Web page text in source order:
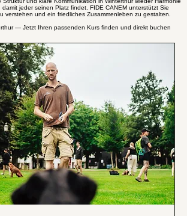
rauben Ihnen im Alltag wertvolle Energie und die
und klare Kommunikation in Winterthur wieder Harmonie
jeder seinen Platz findet. FIDE CANEM unterstützt Sie
— Jetzt Ihren passenden Kurs finden und direkt buchen